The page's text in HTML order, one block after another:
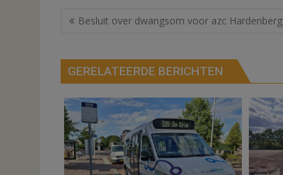
Bericht
Besluit over dwangsom voor azc Hardenberg
GERELATEERDE BERICHTEN